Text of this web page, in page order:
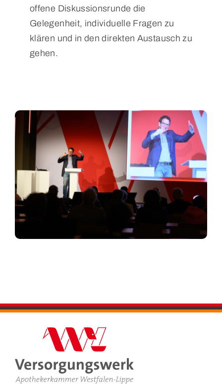
offene Diskussionsrunde die
Gelegenheit, individuelle Fragen zu
klären und in den direkten Austausch zu
gehen.